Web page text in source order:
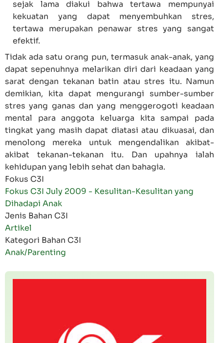
sejak lama diakui bahwa tertawa mempunyai
kekuatan yang dapat menyembuhkan stres,
tertawa merupakan penawar stres yang sangat
efektif.
Tidak ada satu orang pun, termasuk anak-anak, yang
dapat sepenuhnya melarikan diri dari keadaan yang
sarat dengan tekanan batin atau stres itu. Namun
demikian, kita dapat mengurangi sumber-sumber
stres yang ganas dan yang menggerogoti keadaan
mental para anggota keluarga kita sampai pada
tingkat yang masih dapat diatasi atau dikuasai, dan
menolong mereka untuk mengendalikan akibat-
akibat tekanan-tekanan itu. Dan upahnya ialah
kehidupan yang lebih sehat dan bahagia.
Fokus C3I
Fokus C3I July 2009 - Kesulitan-Kesulitan yang
Dihadapi Anak
Jenis Bahan C3I
Artikel
Kategori Bahan C3I
Anak/Parenting